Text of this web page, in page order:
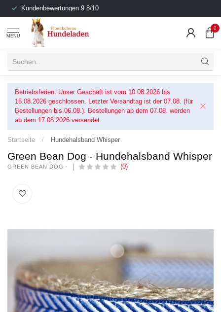
Kundenbewertungen 9.8/10
MENU
0
Betriebsferien: Unser Geschäft ist vom 10.08.2026 bis
15.08.2026 geschlossen. Letzter Versandtag ist der 07.08. (für
Bestellungen bis 06.08.). Bestellungen ab dem 07.08. werden
ab dem 17.08.2026 versendet.
Startseite / Hundehalsband Whisper
Green Bean Dog - Hundehalsband Whisper
GREEN BEAN DOG - (0)